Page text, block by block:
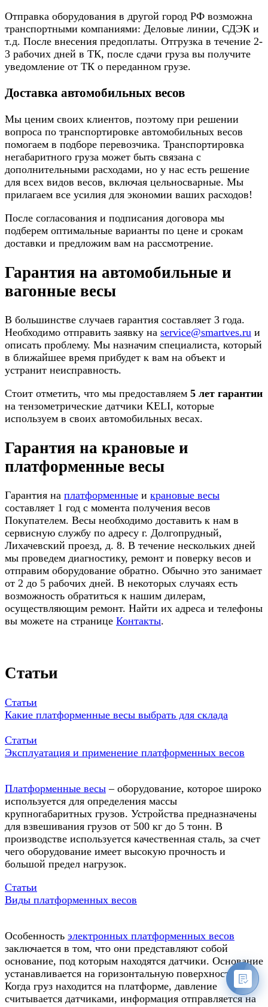
Отправка оборудования в другой город РФ возможна
транспортными компаниями: Деловые линии, СДЭК и
т.д. После внесения предоплаты. Отгрузка в течение 2-
3 рабочих дней в ТК, после сдачи груза вы получите
уведомление от ТК о переданном грузе.
Доставка автомобильных весов
Мы ценим своих клиентов, поэтому при решении
вопроса по транспортировке автомобильных весов
помогаем в подборе перевозчика. Транспортировка
негабаритного груза может быть связана с
дополнительными расходами, но у нас есть решение
для всех видов весов, включая цельносварные. Мы
прилагаем все усилия для экономии ваших расходов!
После согласования и подписания договора мы
подберем оптимальные варианты по цене и срокам
доставки и предложим вам на рассмотрение.
Гарантия на автомобильные и
вагонные весы
В большинстве случаев гарантия составляет 3 года.
Необходимо отправить заявку на service@smartves.ru и
описать проблему. Мы назначим специалиста, который
в ближайшее время прибудет к вам на объект и
устранит неисправность.
Стоит отметить, что мы предоставляем 5 лет гарантии
на тензометрические датчики KELI, которые
используем в своих автомобильных весах.
Гарантия на крановые и
платформенные весы
Гарантия на платформенные и крановые весы
составляет 1 год с момента получения весов
Покупателем. Весы необходимо доставить к нам в
сервисную службу по адресу г. Долгопрудный,
Лихачевский проезд, д. 8. В течение нескольких дней
мы проведем диагностику, ремонт и поверку весов и
отправим оборудование обратно. Обычно это занимает
от 2 до 5 рабочих дней. В некоторых случаях есть
возможность обратиться к нашим дилерам,
осуществляющим ремонт. Найти их адреса и телефоны
вы можете на странице Контакты.
Статьи
Статьи
Какие платформенные весы выбрать для склада
Статьи
Эксплуатация и применение платформенных весов
Платформенные весы – оборудование, которое широко
используется для определения массы
крупногабаритных грузов. Устройства предназначены
для взвешивания грузов от 500 кг до 5 тонн. В
производстве используется качественная сталь, за счет
чего оборудование имеет высокую прочность и
большой предел нагрузок.
Статьи
Виды платформенных весов
Особенность электронных платформенных весов
заключается в том, что они представляют собой
основание, под которым находятся датчики. Основание
устанавливается на горизонтальную поверхность.
Когда груз находится на платформе, давление
считывается датчиками, информация отправляется на